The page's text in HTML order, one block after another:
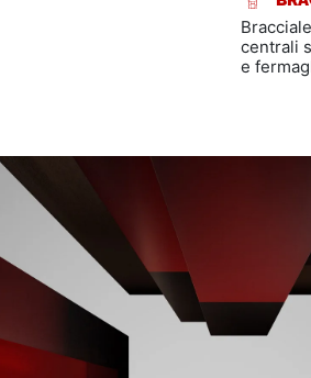
centrali
e